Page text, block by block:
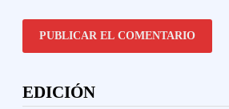
EDICIÓN